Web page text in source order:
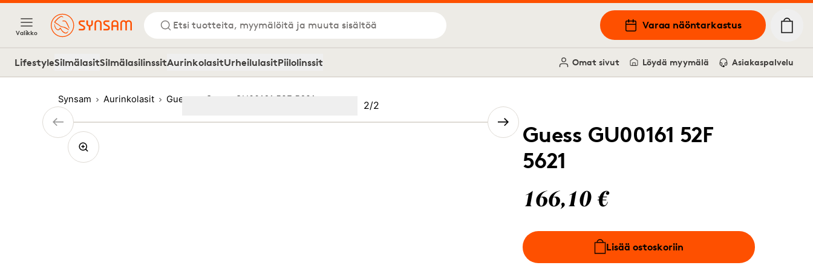
Valikko
Etsi tuotteita, myymälöitä ja muuta sisältöä Varaa näöntarkastus
LifestyleSilmälasitSilmälasilinssitAurinkolasitUrheilulasitPiilolinssit Omat sivut Löydä myymälä Asiakaspalvelu
Synsam Aurinkolasit Guess Guess GU00161 52F 5621
Guess GU00161 52F
5621
166,10 €
Lisää ostoskoriin
Kuva
2/2
(Current image)